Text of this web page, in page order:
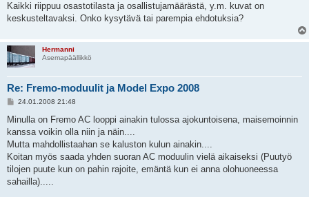
Kaikki riippuu osastotilasta ja osallistujamäärästä, y.m. kuvat on
keskusteltavaksi. Onko kysytävä tai parempia ehdotuksia?
Hermanni
Asemapäällikkö
Re: Fremo-moduulit ja Model Expo 2008
V
e
t
i
24.01.2008 21:48
Minulla on Fremo AC looppi ainakin tulossa ajokuntoisena, maisemoinnin
kanssa voikin olla niin ja näin....
Mutta mahdollistaahan se kaluston kulun ainakin....
Koitan myös saada yhden suoran AC moduulin vielä aikaiseksi (Puutyö
tilojen puute kun on pahin rajoite, emäntä kun ei anna olohuoneessa
sahailla).....